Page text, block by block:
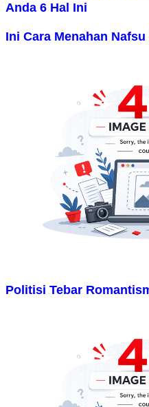
Anda 6 Hal Ini
Ini Cara Menahan Nafsu
Politisi Tebar